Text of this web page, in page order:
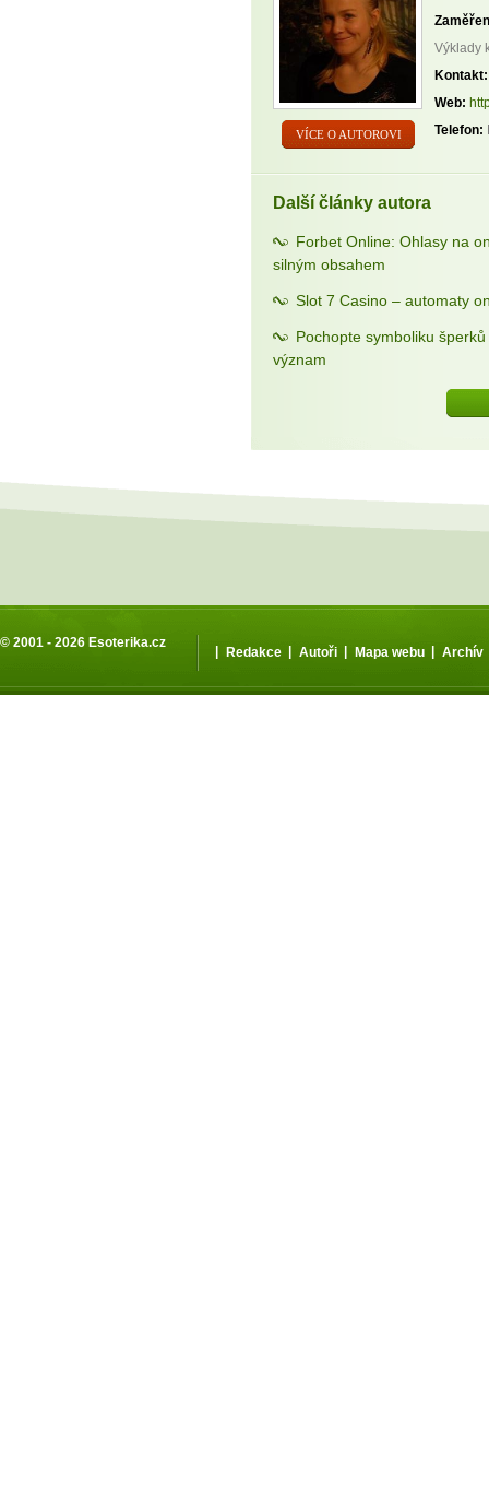
VÍCE O AUTOROVI
Výklady
Kontakt:
Web:
Telefon:
Další články autora
Forbet Online: Ohlasy na
silným obsahem
Slot 7 Casino – automaty
Pochopte symboliku
význam
© 2001 - 2026 Esoterika.cz
| Redakce | Autoři | Mapa webu | Archív